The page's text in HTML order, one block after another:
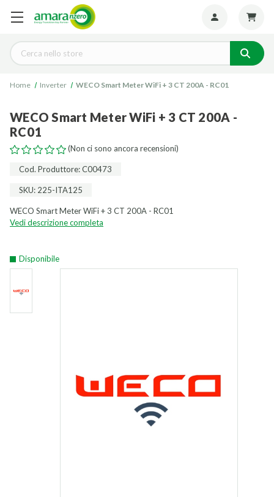
Cerca
Home Inverter WECO Smart Meter WiFi + 3 CT 200A - RC01
WECO Smart Meter WiFi + 3 CT 200A -
RC01
(Non ci sono ancora recensioni)
Cod. Produttore: C00473
SKU: 225-ITA125
WECO Smart Meter WiFi + 3 CT 200A - RC01
Vedi descrizione completa
Disponibile